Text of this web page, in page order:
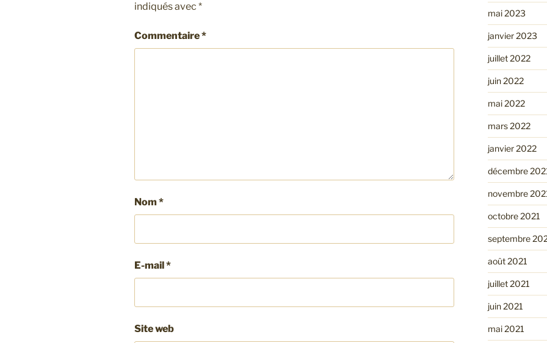
indiqués avec *
Commentaire*
Nom *
E-mail*
Site web
mai 2023
janvier 2023
juillet 2022
juin 2022
mai 2022
mars 2022
janvier 2022
décembre
novembre
octobre 2021
septembre
août 2021
juillet 2021
juin 2021
mai 2021